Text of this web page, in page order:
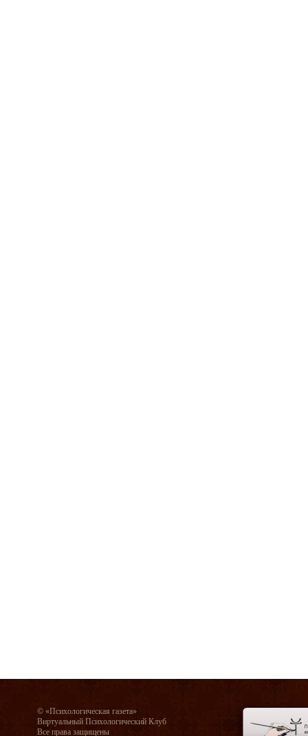
© «Психологическая газета»
Виртуальный Психологический Клуб
Все права защищены